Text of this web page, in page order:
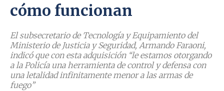
cómo funcionan
El subsecretario de Tecnología y Equipamiento del
Ministerio de Justicia y Seguridad, Armando Faraoni,
indicó que con esta adquisición ‘‘le estamos otorgando
a la Policía una herramienta de control y defensa con
una letalidad infinitamente menor a las armas de
fuego’’